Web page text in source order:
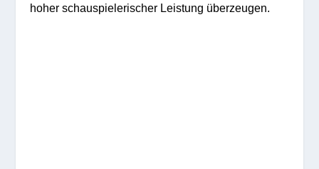
hoher schauspielerischer Leistung überzeugen.